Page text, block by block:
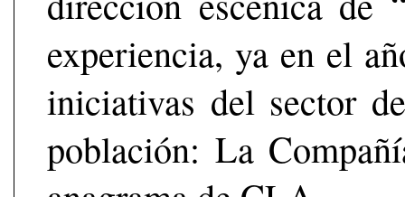
experiencia, ya en el
iniciativas del sector
población: La